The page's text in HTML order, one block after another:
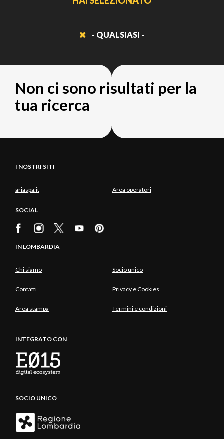
- QUALSIASI -
Non ci sono risultati per la
tua ricerca
I NOSTRI SITI
ariaspa.it Area operatori
SOCIAL
IN LOMBARDIA
Chi siamo Socio unico
Contatti Privacy e Cookies
Area stampa Termini e condizioni
INTEGRATO CON
SOCIO UNICO